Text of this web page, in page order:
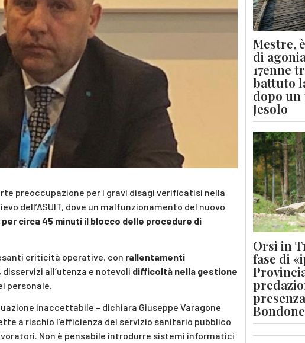
preoccupazione per i gravi disagi verificatisi nella
dell’ASUIT, dove un malfunzionamento del nuovo
circa 45 minuti il blocco delle procedure di
criticità operative, con rallentamenti
all’utenza e notevoli difficoltà nella gestione
personale.
inaccettabile – dichiara Giuseppe Varagone
a rischio l’efficienza del servizio sanitario pubblico
Non è pensabile introdurre sistemi informatici
Mestre,
di
17enne
battuto
dopo
Jesolo
Orsi in
fase di